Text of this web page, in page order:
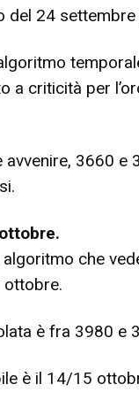
del 24
a criticità per
avvenire, 3660
algoritmo che
ottobre.
è fra 3980 e
è il 14/15